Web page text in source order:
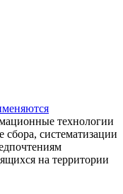
технологии
систематизации
на территории